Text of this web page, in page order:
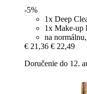
-5%
1x Deep
1x Make-up
na
€ 21,36 € 22,49
Doručenie do 12.